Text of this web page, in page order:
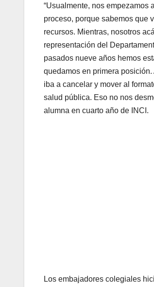
“Usualmente, nos empezamos
proceso, porque sabemos que
recursos. Mientras, nosotros
representación del
pasados nueve años hemos
quedamos en primera
iba a cancelar y mover al
salud pública. Eso no nos
alumna en cuarto año de INCI.
Los embajadores colegiales